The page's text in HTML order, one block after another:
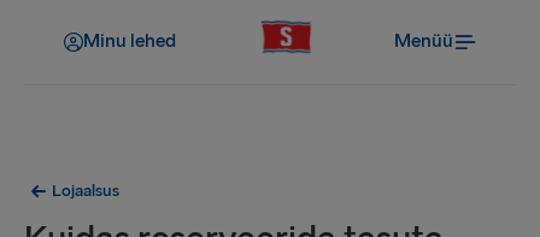
Minu lehed Menüü
Lojaalsus